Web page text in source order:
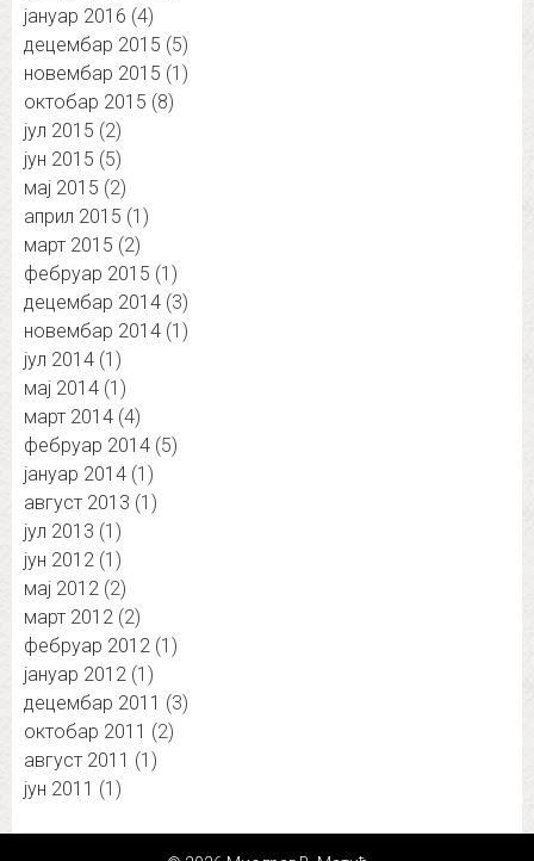
јануар 2016 (4)
децембар 2015 (5)
новембар 2015 (1)
октобар 2015 (8)
јул 2015 (2)
јун 2015 (5)
мај 2015 (2)
април 2015 (1)
март 2015 (2)
фебруар 2015 (1)
децембар 2014 (3)
новембар 2014 (1)
јул 2014 (1)
мај 2014 (1)
март 2014 (4)
фебруар 2014 (5)
јануар 2014 (1)
август 2013 (1)
јул 2013 (1)
јун 2012 (1)
мај 2012 (2)
март 2012 (2)
фебруар 2012 (1)
јануар 2012 (1)
децембар 2011 (3)
октобар 2011 (2)
август 2011 (1)
јун 2011 (1)